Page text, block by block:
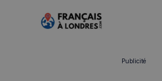
Publicité